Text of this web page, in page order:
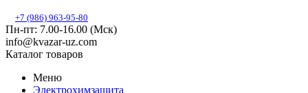
+7 (986) 963-95-80
Пн-пт: 7.00-16.00 (Мск)
info@kvazar-uz.com
Каталог товаров
Меню
Электрохимзащита